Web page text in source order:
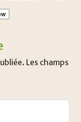
Les champs